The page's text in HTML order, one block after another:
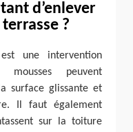
d’enlever
?
une intervention
mousses peuvent
surface glissante et
Il faut également
sur la toiture